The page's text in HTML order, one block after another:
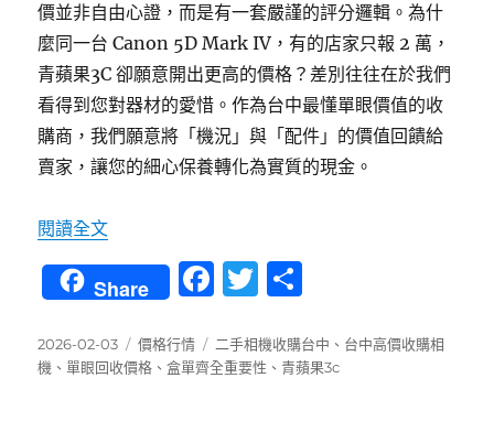
價並非自由心證，而是有一套嚴謹的評分邏輯。為什
麼同一台 Canon 5D Mark IV，有的店家只報 2 萬，
青蘋果3C 卻願意開出更高的價格？差別往往在於我們
看得到您對器材的愛惜。作為台中最懂單眼價值的收
購商，我們願意將「機況」與「配件」的價值回饋給
賣家，讓您的細心保養轉化為實質的現金。
閱讀全文〈台中高價收購相機 揭密：3 個決定你單眼身價
Share
F
c
e
T
it
te
發
佈
2026-02-03
分
類
價格行情
標
籤
二手相機收購台中 、 台中高價收購相
機 、 單眼回收價格 、盒單齊全重要性 、青蘋果3c